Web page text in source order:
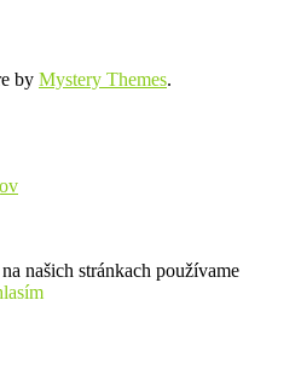
by Mystery Themes.
našich stránkach používame